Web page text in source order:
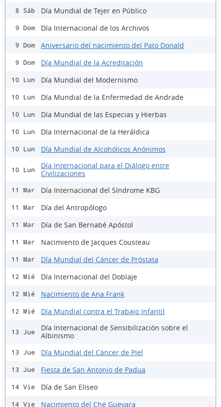
8 Sáb Día Mundial de Tejer en Público
9 Dom Día Internacional de los Archivos
9 Dom Aniversario del nacimiento del Pato Donald
9 Dom Día Mundial de la Acreditación
10 Lun Día Mundial del Modernismo
10 Lun Día Mundial de la Enfermedad de Andrade
10 Lun Día Mundial de las Especias y Hierbas
10 Lun Día Internacional de la Heráldica
10 Lun Día Mundial de Alcohólicos Anónimos
10 Lun
Día Internacional para el Diálogo entre
Civilizaciones
11 Mar Día Internacional del Síndrome KBG
11 Mar Día del Antropólogo
11 Mar Día de San Bernabé Apóstol
11 Mar Nacimiento de Jacques Cousteau
11 Mar Día Mundial del Cáncer de Próstata
12 Mié Día Internacional del Doblaje
12 Mié Nacimiento de Ana Frank
12 Mié Día Mundial contra el Trabajo Infantil
13 Jue
Día Internacional de Sensibilización sobre el
Albinismo
13 Jue Día Mundial del Cáncer de Piel
13 Jue Fiesta de San Antonio de Padua
14 Vie Día de San Eliseo
14 Vie Nacimiento del Che Guevara